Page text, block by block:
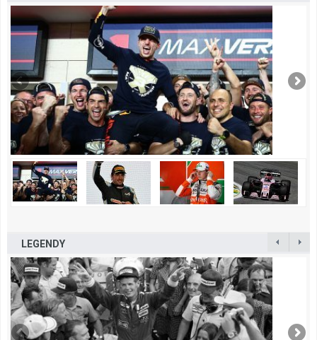
LEGENDY